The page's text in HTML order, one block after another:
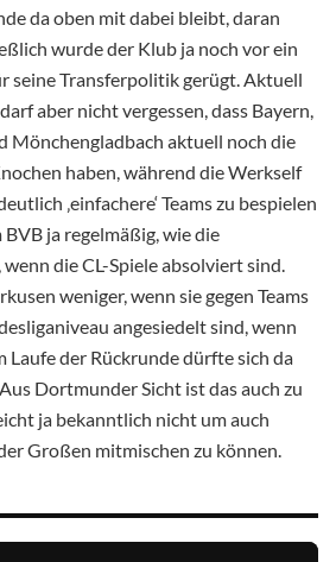
da oben mit dabei bleibt, daran
wurde der Klub ja noch vor ein
seine Transferpolitik gerügt. Aktuell
aber nicht vergessen, dass Bayern,
Mönchengladbach aktuell noch die
haben, während die Werkself
‚einfachere‘ Teams zu bespielen
ja regelmäßig, wie die
die CL-Spiele absolviert sind.
weniger, wenn sie gegen Teams
angesiedelt sind, wenn
Laufe der Rückrunde dürfte sich da
Dortmunder Sicht ist das auch zu
ja bekanntlich nicht um auch
Großen mitmischen zu können.